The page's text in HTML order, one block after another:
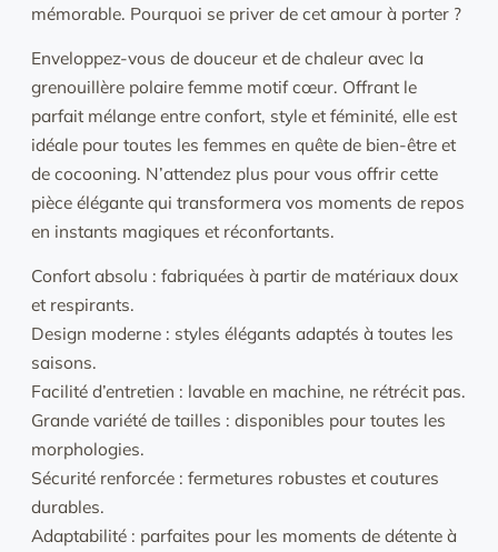
mémorable. Pourquoi se priver de cet amour à porter ?
Enveloppez-vous de douceur et de chaleur avec la
grenouillère polaire femme motif cœur. Offrant le
parfait mélange entre confort, style et féminité, elle est
idéale pour toutes les femmes en quête de bien-être et
de cocooning. N’attendez plus pour vous offrir cette
pièce élégante qui transformera vos moments de repos
en instants magiques et réconfortants.
Confort absolu : fabriquées à partir de matériaux doux
et respirants.
Design moderne : styles élégants adaptés à toutes les
saisons.
Facilité d’entretien : lavable en machine, ne rétrécit pas.
Grande variété de tailles : disponibles pour toutes les
morphologies.
Sécurité renforcée : fermetures robustes et coutures
durables.
Adaptabilité : parfaites pour les moments de détente à